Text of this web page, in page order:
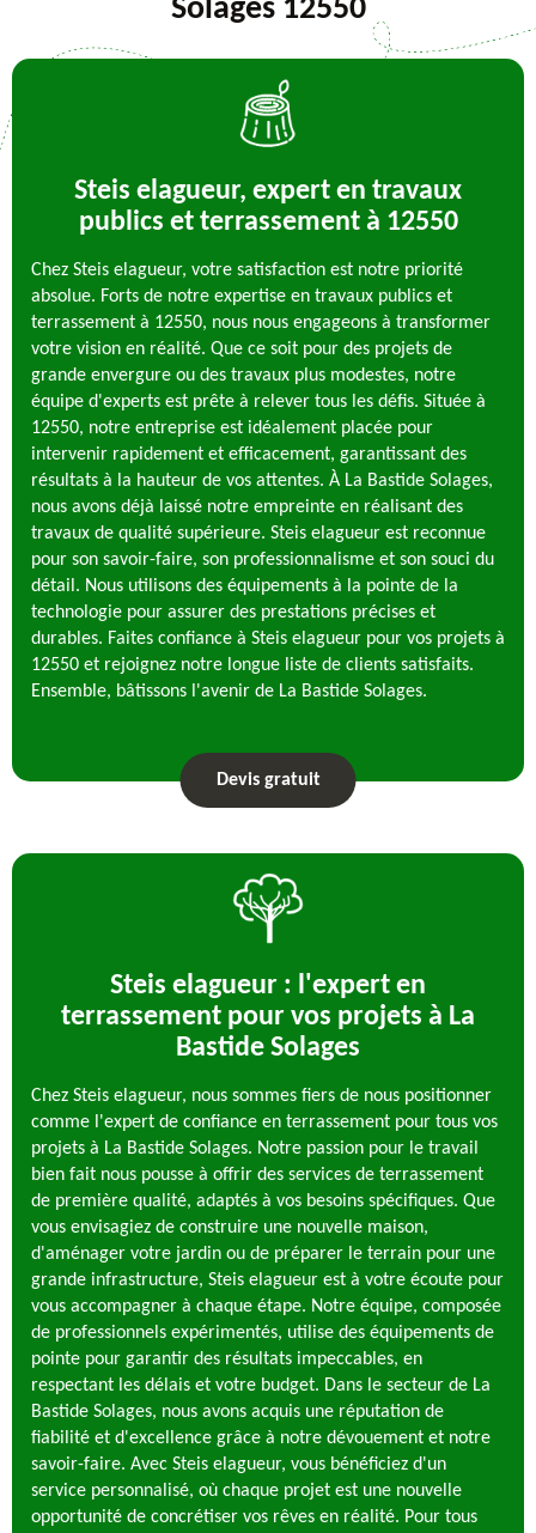
Solages 12550
Steis elagueur, expert en travaux
publics et terrassement à 12550
Chez Steis elagueur, votre satisfaction est notre priorité
absolue. Forts de notre expertise en travaux publics et
terrassement à 12550, nous nous engageons à transformer
votre vision en réalité. Que ce soit pour des projets de
grande envergure ou des travaux plus modestes, notre
équipe d'experts est prête à relever tous les défis. Située à
12550, notre entreprise est idéalement placée pour
intervenir rapidement et efficacement, garantissant des
résultats à la hauteur de vos attentes. À La Bastide Solages,
nous avons déjà laissé notre empreinte en réalisant des
travaux de qualité supérieure. Steis elagueur est reconnue
pour son savoir-faire, son professionnalisme et son souci du
détail. Nous utilisons des équipements à la pointe de la
technologie pour assurer des prestations précises et
durables. Faites confiance à Steis elagueur pour vos projets à
12550 et rejoignez notre longue liste de clients satisfaits.
Ensemble, bâtissons l'avenir de La Bastide Solages.
Devis gratuit
Steis elagueur : l'expert en
terrassement pour vos projets à La
Bastide Solages
Chez Steis elagueur, nous sommes fiers de nous positionner
comme l'expert de confiance en terrassement pour tous vos
projets à La Bastide Solages. Notre passion pour le travail
bien fait nous pousse à offrir des services de terrassement
de première qualité, adaptés à vos besoins spécifiques. Que
vous envisagiez de construire une nouvelle maison,
d'aménager votre jardin ou de préparer le terrain pour une
grande infrastructure, Steis elagueur est à votre écoute pour
vous accompagner à chaque étape. Notre équipe, composée
de professionnels expérimentés, utilise des équipements de
pointe pour garantir des résultats impeccables, en
respectant les délais et votre budget. Dans le secteur de La
Bastide Solages, nous avons acquis une réputation de
fiabilité et d'excellence grâce à notre dévouement et notre
savoir-faire. Avec Steis elagueur, vous bénéficiez d'un
service personnalisé, où chaque projet est une nouvelle
opportunité de concrétiser vos rêves en réalité. Pour tous